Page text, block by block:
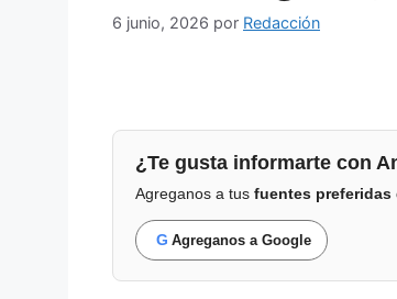
6 junio, 2026 por Redacción
¿Te gusta informarte con
Agreganos a tus fuentes preferidas
G Agreganos a Google